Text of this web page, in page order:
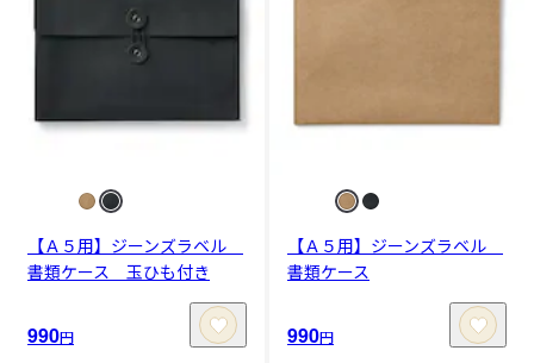
【Ａ５用】ジーンズラベル
書類ケース 玉ひも付き
990円
【Ａ５用】ジーンズラベル
書類ケース
990円